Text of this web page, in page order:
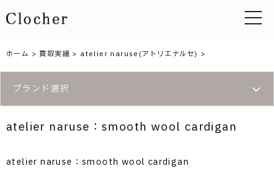
toggle
ホーム >買取実績 > atelier naruse(アトリエナルセ) >
ブランド選択
atelier naruse：smooth wool cardigan
atelier naruse：smooth wool cardigan